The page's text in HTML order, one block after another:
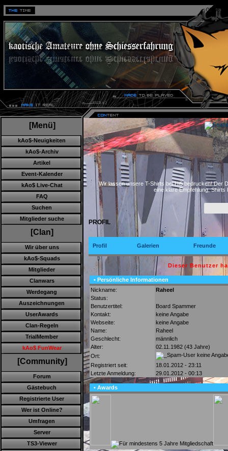
[Menü]
kAo$-Neuigkeiten
kAo$-Archiv
Artikel
Event-Kalender
kAo$ Live-Chat
FAQ
Suchen
Mitglieder suche
[Clan]
Wir über uns
kAo$-Squads
Mitglieder
Clanwars
Werdegang
Auszeichnungen
UserAwards
Clan-Regeln
TrialMember
kAo$ FunWear
[Community]
Forum
Gästebuch
Registrierte User
Wer ist Online?
Umfragen
Server
TS3-Viewer
Wir lassen unsere T-Shirts bei Hi5 bedrucken! Der
eine klare Empfehlung,
PROFIL
Profil Galerien Freunde
Dieser Benutzer
• Persönliche Informationen
Nickname:
Raheel
Status:
Benutzertitel:
Board Spammer
Kontakt:
keine Angabe
Webseite:
keine Angabe
Name:
Raheel
Geschlecht:
männlich
Alter:
02.11.1982 (43 Jahre)
Ort:
keine
Registriert seit:
18.01.2012 - 23:11
Letzte Anmeldung:
29.01.2012 - 00:13
• Awards